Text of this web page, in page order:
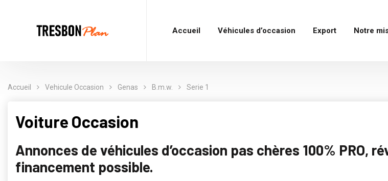
Accueil Véhicules d’occasion Export Notre
Accueil Vehicule Occasion Genas B.m.w. Serie 1
Voiture Occasion
Annonces de véhicules d’occasion pas chères 100% PRO,
financement possible.